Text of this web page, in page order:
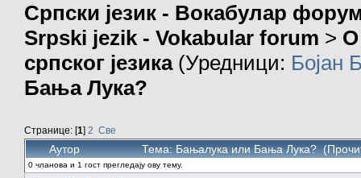
Српски језик - Вокабулар
Srpski jezik - Vokabular forum > О
српског језика(Уредници: Бојан
Бања Лука?
Странице: [1] 2 Све
Аутор Тема: Бањалука или Бања Лука?
0 чланова и 1 гост прегледају ову тему.